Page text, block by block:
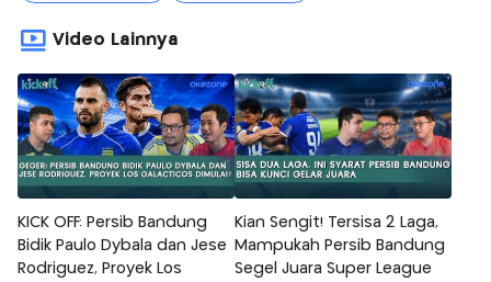
Video Lainnya
KICK OFF: Persib Bandung
Bidik Paulo Dybala dan Jese
Rodriguez, Proyek Los
Kian Sengit! Tersisa 2 Laga,
Mampukah Persib Bandung
Segel Juara Super League